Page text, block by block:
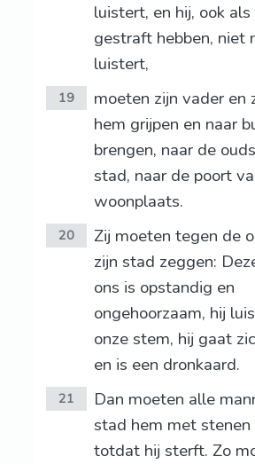
luistert, en hij, ook als
gestraft hebben, niet
luistert,
19
moeten zijn vader en
hem grijpen en naar
brengen, naar de
stad, naar de poort
woonplaats.
20
Zij moeten tegen de
zijn stad zeggen:
ons is opstandig en
ongehoorzaam, hij
onze stem, hij gaat
en is een dronkaard.
21
Dan moeten alle
stad hem met stenen
totdat hij sterft. Zo